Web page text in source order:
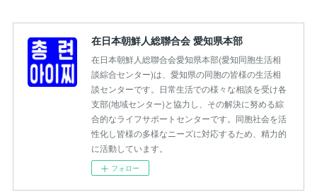
在日本朝鮮人総聯合会 愛知県本部
在日本朝鮮人総聯合会愛知県本部(愛知同胞生活相
談綜合センター)は、愛知県の同胞の皆様の生活相
談センターです。日常生活での様々な相談を受け各
支部(地域センター)と協力し、その解決に努める綜
合的なライフサポートセンターです。同胞社会を活
性化し皆様の多様なニーズに対応するため、精力的
に活動しています。
フォロー